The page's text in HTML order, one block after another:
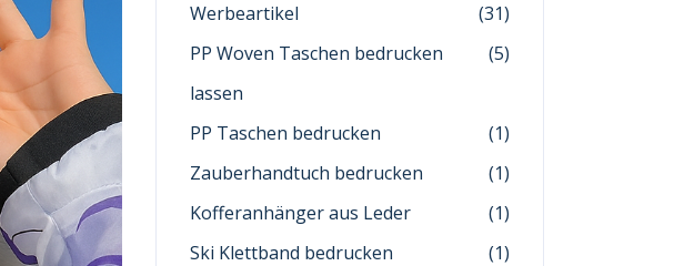
Werbeartikel
(31)
PP Woven Taschen bedrucken
lassen
(5)
PP Taschen bedrucken
(1)
Zauberhandtuch bedrucken
(1)
Kofferanhänger aus Leder
(1)
Ski Klettband bedrucken
(1)